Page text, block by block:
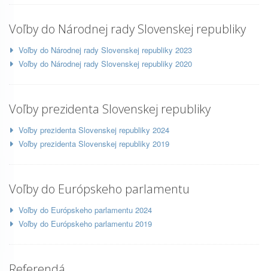
Voľby do Národnej rady Slovenskej republiky
Voľby do Národnej rady Slovenskej republiky 2023
Voľby do Národnej rady Slovenskej republiky 2020
Voľby prezidenta Slovenskej republiky
Voľby prezidenta Slovenskej republiky 2024
Voľby prezidenta Slovenskej republiky 2019
Voľby do Európskeho parlamentu
Voľby do Európskeho parlamentu 2024
Voľby do Európskeho parlamentu 2019